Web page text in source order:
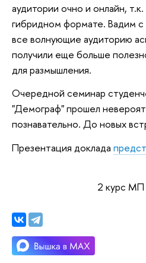
аудитории очно и онлайн,
гибридном формате. Вадим с
все волнующие аудиторию
получили еще больше
для размышления.
Очередной семинар
"Демограф" прошел
познавательно. До новых
Презентация доклада
2 курс МП